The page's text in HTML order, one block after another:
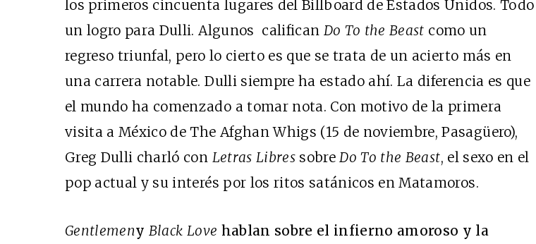
los primeros cincuenta lugares del Billboard de Estados Unidos. Todo
un logro para Dulli. Algunos califican Do To the Beast como un
regreso triunfal, pero lo cierto es que se trata de un acierto más en
una carrera notable. Dulli siempre ha estado ahí. La diferencia es que
el mundo ha comenzado a tomar nota. Con motivo de la primera
visita a México de The Afghan Whigs (15 de noviembre, Pasagüero),
Greg Dulli charló con Letras LibressobreDo To the Beast, el sexo en el
pop actual y su interés por los ritos satánicos en Matamoros.
Gentlemeny Black Love hablan sobre el infierno amoroso y la